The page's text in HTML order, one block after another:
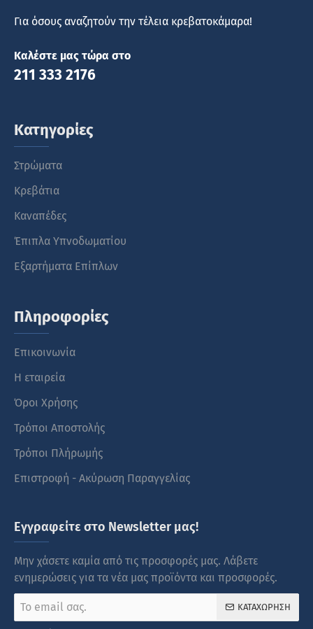
Για όσους αναζητούν την τέλεια κρεβατοκάμαρα!
Καλέστε μας τώρα στο
211 333 2176
Κατηγορίες
Στρώματα
Κρεβάτια
Καναπέδες
Έπιπλα Υπνοδωματίου
Εξαρτήματα Επίπλων
Πληροφορίες
Επικοινωνία
Η εταιρεία
Όροι Χρήσης
Τρόποι Αποστολής
Τρόποι Πλήρωμής
Επιστροφή - Ακύρωση Παραγγελίας
Εγγραφείτε στο Newsletter μας!
Μην χάσετε καμία από τις προσφορές μας. Λάβετε
ενημερώσεις για τα νέα μας προϊόντα και προσφορές.
email
σας.
ΚΑΤΑΧΏΡΗΣΗ